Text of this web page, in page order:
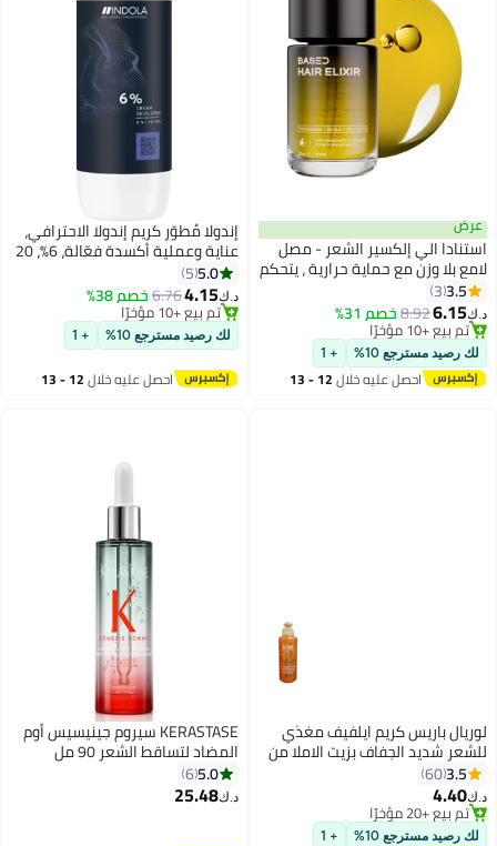
عرض
استنادا الي إلكسير الشعر - مصل
لامع بلا وزن مع حماية حرارية ، يتحكم
في التجفيف والطيران ، يغذي زيوت
الرغوة المراعية وزيوت المونغونغو ،
صيغة غير سامة لجميع أنواع الشعر
(1 فلتر أوز ، حزمة من 1)
3.5
3
د.ك‏6.15
8.92خصم 31%
تم بيع +10 مؤخرًا
تم بيع +10 مؤخرًا
لك رصيد مسترجع 10% + 1
احصل عليه خلال 12 - 13
إندولا مُطوّر كريم إندولا الاحترافي،
عناية وعملية أكسدة فعّالة، 6%، 20
حجم، 1000 مل
5.0
5
د.ك‏4.15
6.76خصم 38%
تم بيع +10 مؤخرًا
تم بيع +10 مؤخرًا
لك رصيد مسترجع 10% + 1
احصل عليه خلال 12 - 13
لوريال باريس كريم ايلفيف مغذي
للشعر شديد الجفاف بزيت الاملا من
لوريال باريس - 200مل
3.5
60
د.ك‏4.40
تم بيع +20 مؤخرًا
تم بيع +20 مؤخرًا
لك رصيد مسترجع 10% + 1
KERASTASE سيروم جينيسيس أوم
المضاد لتساقط الشعر 90 مل
5.0
6
د.ك‏25.48